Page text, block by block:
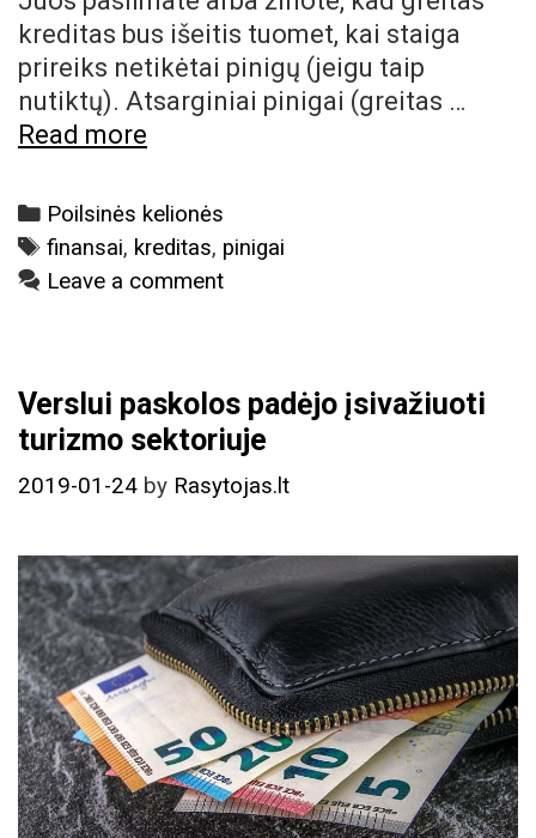
kreditas bus išeitis tuomet, kai staiga
prireiks netikėtai pinigų (jeigu taip
nutiktų). Atsarginiai pinigai (greitas …
Read more
kreditas
praverčia
keliaujant
Categories
Poilsinės kelionės
Tags
finansai, kreditas, pinigai
Leave a comment
Verslui paskolos padėjo įsivažiuoti
turizmo sektoriuje
2019-01-24 by Rasytojas.lt